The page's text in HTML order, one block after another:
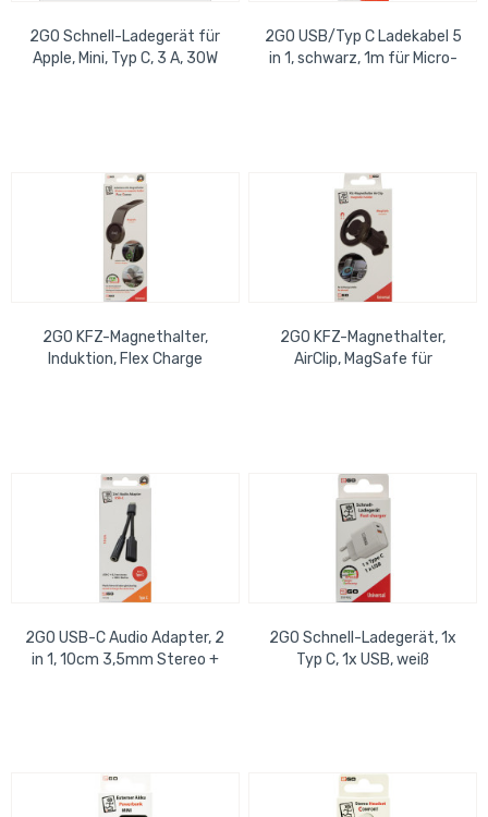
2GO Schnell-Ladegerät für
Apple, Mini, Typ C, 3 A, 30W
2GO USB/Typ C Ladekabel 5
in 1, schwarz, 1m für Micro-
2GO KFZ-Magnethalter,
Induktion, Flex Charge
2GO KFZ-Magnethalter,
AirClip, MagSafe für
2GO USB-C Audio Adapter, 2
in 1, 10cm 3,5mm Stereo +
2GO Schnell-Ladegerät, 1x
Typ C, 1x USB, weiß